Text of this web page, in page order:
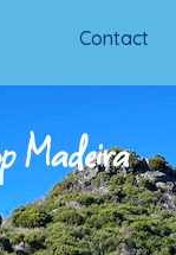
Contact
Madeira